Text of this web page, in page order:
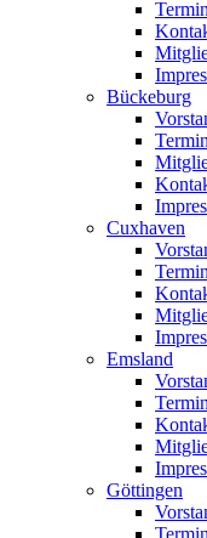
Bückeburg
Cuxhaven
Emsland
Göttingen